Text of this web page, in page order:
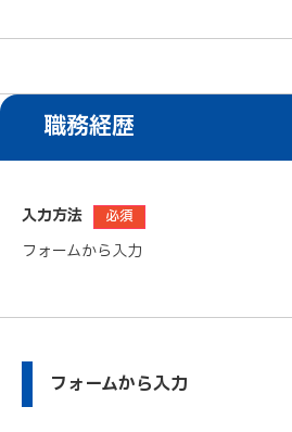
職務経歴
入力方法 必須
フォームから入力
フォームから入力